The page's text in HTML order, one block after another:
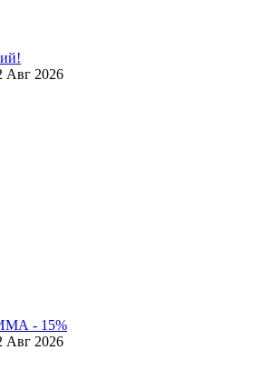
Авг 2026
- 15%
Авг 2026